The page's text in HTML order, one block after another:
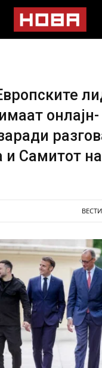
онлајн-
и Самитот на
ВЕСТИ